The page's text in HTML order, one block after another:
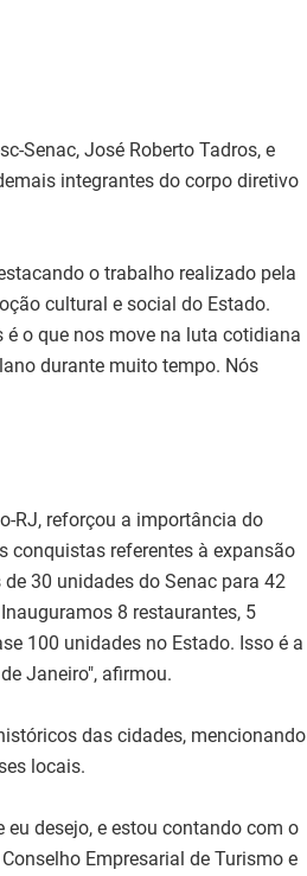
Senac, José Roberto Tadros, e
integrantes do corpo diretivo
o trabalho realizado pela
cultural e social do Estado.
o que nos move na luta cotidiana
durante muito tempo. Nós
RJ, reforçou a importância do
conquistas referentes à expansão
30 unidades do Senac para 42
8 restaurantes, 5
100 unidades no Estado. Isso é a
Janeiro", afirmou.
das cidades, mencionando
locais.
desejo, e estou contando com o
Empresarial de Turismo e